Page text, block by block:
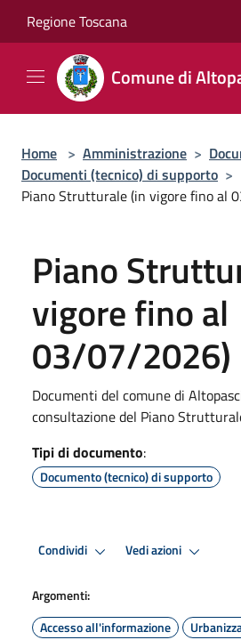
Regione Toscana
Comune di
Home > Amministrazione >
Documenti (tecnico) di supporto >
Piano Strutturale (in vigore fino al
Piano
vigore fino al
03/07/2026)
Documenti del comune di
consultazione del Piano
Tipi di documento:
Documento (tecnico) di supporto
Condividi Vedi azioni
Argomenti:
Accesso all'informazione